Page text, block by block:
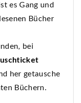
es Gang und
Bücher
bei
her getausche
Büchern.